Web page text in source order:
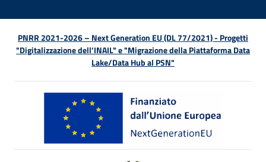
PNRR 2021-2026 – Next Generation EU (DL 77/2021) - Progetti
"Digitalizzazione dell’INAIL" e "Migrazione della Piattaforma Data
Lake/Data Hub al PSN"